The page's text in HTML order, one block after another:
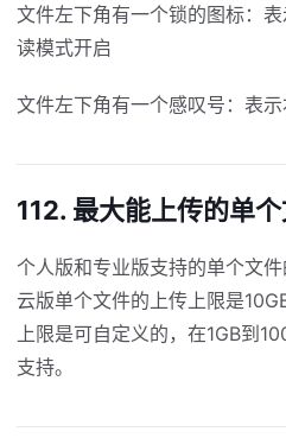
文件左下角有一个锁的图标：
读模式开启
文件左下角有一个感叹号：表
112. 最大能上传的单个
个人版和专业版支持的单个文
云版单个文件的上传上限是
上限是可自定义的，在1GB到
支持。